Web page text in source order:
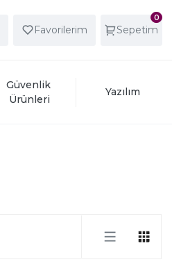
Favorilerim
0
Sepetim
Güvenlik
Ürünleri
Yazılım